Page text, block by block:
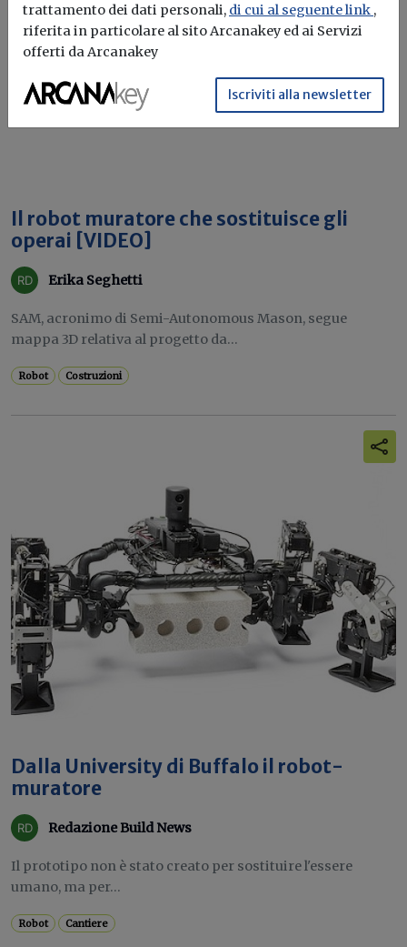
Il robot muratore che sostituisce gli
operai [VIDEO]
Erika Seghetti
SAM, acronimo di Semi-Autonomous Mason, segue
mappa 3D relativa al progetto da...
Robot Costruzioni
Dalla University di Buffalo il robot-
muratore
Redazione Build News
Il prototipo non è stato creato per sostituire l'essere
umano, ma per...
Robot Cantiere
trattamento dei dati personali, di cui al seguente link ,
riferita in particolare al sito Arcanakey ed ai Servizi
offerti da Arcanakey
Iscriviti alla newsletter